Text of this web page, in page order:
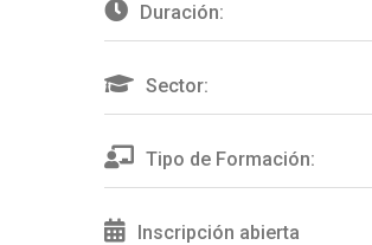
Duración:
Sector:
Tipo de Formación:
Inscripción abierta